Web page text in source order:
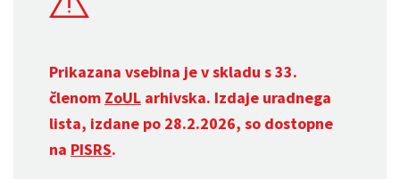
Prikazana vsebina je v skladu s 33.
členom ZoUL arhivska. Izdaje uradnega
lista, izdane po 28.2.2026, so dostopne
na PISRS.